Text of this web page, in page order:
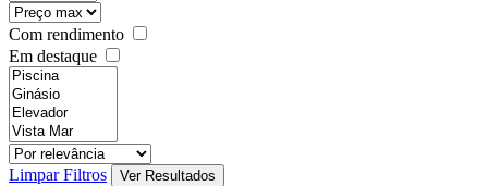
Com rendimento
Em destaque
Limpar Filtros Ver Resultados